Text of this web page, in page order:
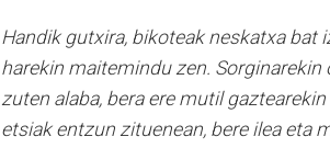
Handik gutxira, bikoteak neskatxa bat
harekin maitemindu zen.
zuten alaba, bera ere mutil
etsiak entzun zituenean, bere ilea eta